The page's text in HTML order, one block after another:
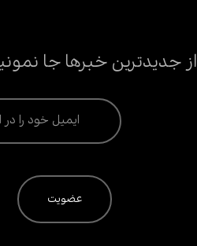
از جدیدترین خبرها جا